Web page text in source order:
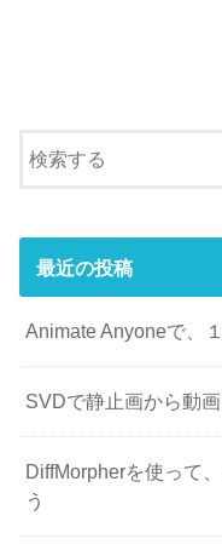
最近の投稿
Animate Anyoneで、
SVDで静止画から動
DiffMorpherを使って
う